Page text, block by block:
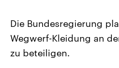
2026
Alle Informationen
Sachsen-Anhalt wählt am 6.
September 2026 einen neuen
Landtag. Seit 2021 wird das
Die Bundesregierung
Wegwerf-Kleidung an
zu beteiligen.